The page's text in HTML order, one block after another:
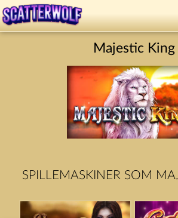
Majestic King
SPILLEMASKINER SOM